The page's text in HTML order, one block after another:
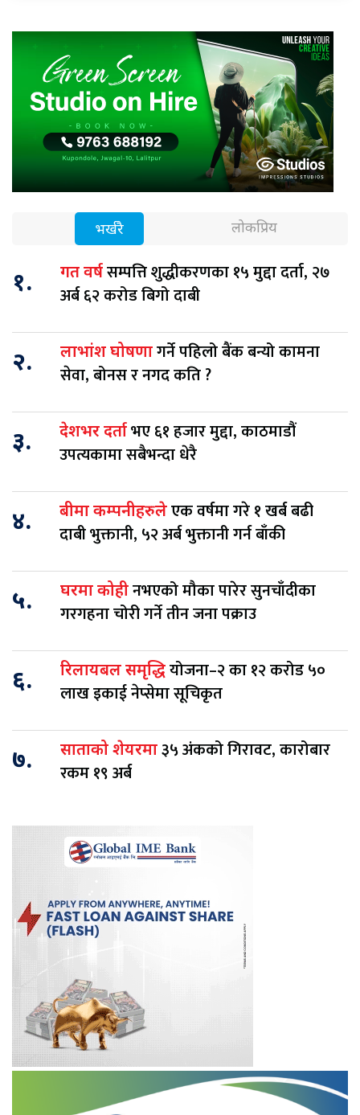
भर्खरै लोकप्रिय
१. गत वर्षसम्पत्ति शुद्धीकरणका १५ मुद्दा दर्ता, २७
अर्ब ६२ करोड बिगो दाबी
२. लाभांश घोषणागर्ने पहिलो बैंक बन्यो कामना
सेवा, बोनस र नगद कति ?
३. देशभर दर्ताभए ६१ हजार मुद्दा, काठमाडौं
उपत्यकामा सबैभन्दा धेरै
४. बीमा कम्पनीहरुलेएक वर्षमा गरे १ खर्ब बढी
दाबी भुक्तानी, ५२ अर्ब भुक्तानी गर्न बाँकी
५. घरमा कोहीनभएको मौका पारेर सुनचाँदीका
गरगहना चोरी गर्ने तीन जना पक्राउ
६. रिलायबल समृद्धियोजना–२ का १२ करोड ५०
लाख इकाई नेप्सेमा सूचिकृत
७. साताको शेयरमा३५ अंकको गिरावट, कारोबार
रकम १९ अर्ब